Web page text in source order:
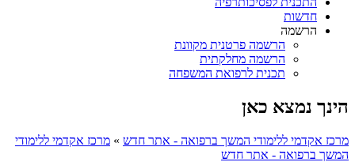
חדשות
הרשמה
הרשמה פרטנית מקוונת
הרשמה מחלקתית
תכנית לרפואת המשפחה
הינך נמצא כאן
מרכז אקדמי ללימודי המשך ברפואה - אתר חדש » מרכז אקדמי ללימודי
המשך ברפואה - אתר חדש